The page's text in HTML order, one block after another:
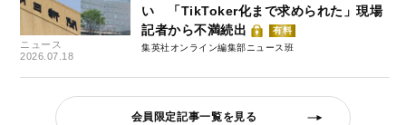
ニュース
2026.07.18
い 「TikToker化まで求められた」現場
記者から不満続出
有料
集英社オンライン編集部ニュース班
会員限定記事一覧を見る